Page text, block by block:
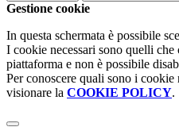
Gestione cookie
In questa schermata è possibile
I cookie necessari sono quelli
piattaforma e non è possibile
Per conoscere quali sono i
visionare la COOKIE POLICY.